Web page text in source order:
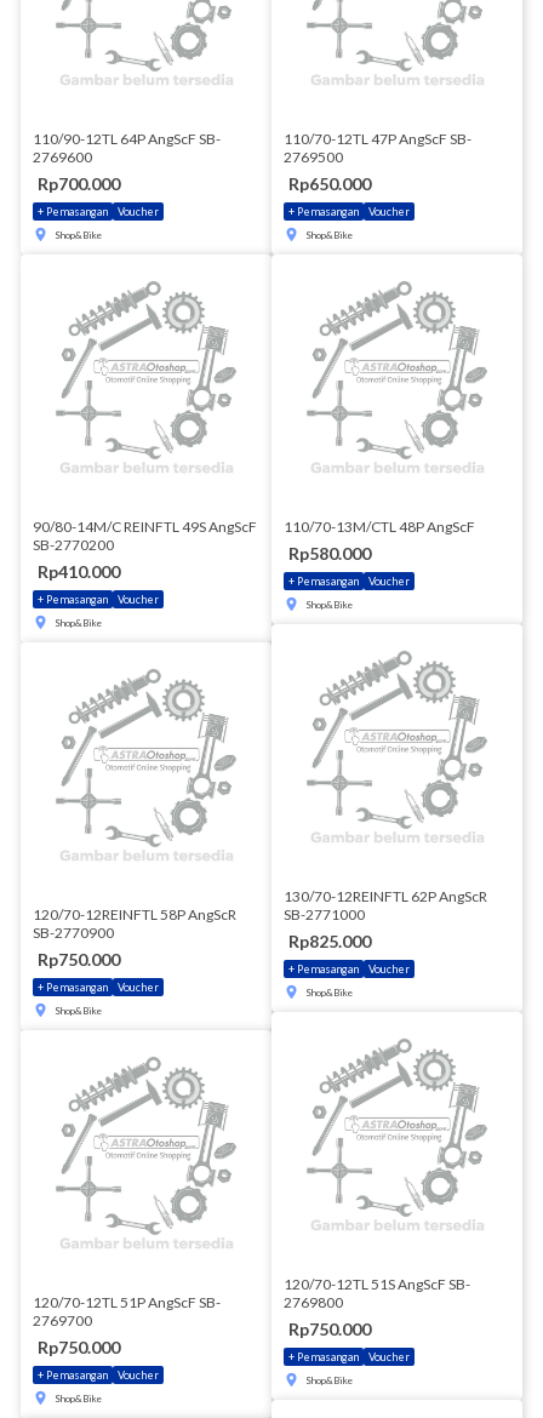
110/90-12TL 64P AngScF SB-
2769600
Rp700.000
+ Pemasangan Voucher
Shop&Bike
90/80-14M/C REINFTL 49S AngScF
SB-2770200
Rp410.000
+ Pemasangan Voucher
Shop&Bike
120/70-12REINFTL 58P AngScR
SB-2770900
Rp750.000
+ Pemasangan Voucher
Shop&Bike
120/70-12TL 51P AngScF SB-
2769700
Rp750.000
+ Pemasangan Voucher
Shop&Bike
110/70-12TL 47P AngScF SB-
2769500
Rp650.000
+ Pemasangan Voucher
Shop&Bike
110/70-13M/CTL 48P AngScF
Rp580.000
+ Pemasangan Voucher
Shop&Bike
130/70-12REINFTL 62P AngScR
SB-2771000
Rp825.000
+ Pemasangan Voucher
Shop&Bike
120/70-12TL 51S AngScF SB-
2769800
Rp750.000
+ Pemasangan Voucher
Shop&Bike